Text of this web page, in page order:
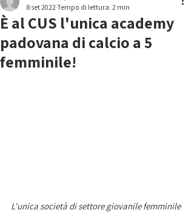
È al CUS l'unica academy
padovana di calcio a 5
femminile!
8 set 2022Tempo di lettura: 2 min
L'unica società di settore giovanile femminile